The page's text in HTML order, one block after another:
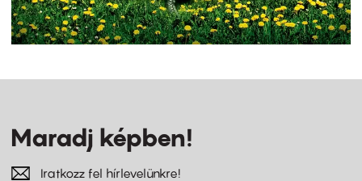
Maradj képben!
Iratkozz fel hírlevelünkre!